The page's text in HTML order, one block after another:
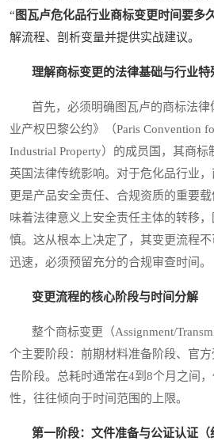
“ 图瓦卢危化品行业商标变更时间要多
解流程、剖析变量并提供实战建议。
理解商标变更的法律基础与行业特
首先，必须明确图瓦卢的商标法律
业产权巴黎公约》（Paris Convention
Industrial Property）的成员国，其商
英国法律传统影响。对于危化品行业，
更是产品安全责任、合规资质的重要
味着法律意义上安全责任主体的转移
慎。这从根本上决定了，其变更流程
迅速，必须预留充分的合规审查时间。
变更流程的核心阶段与时间分解
整个商标变更（Assignment/
个主要阶段：前期材料准备阶段、官
告阶段。总耗时通常在4到8个月之间
性，往往倾向于时间范围的上限。
第一阶段：文件准备与公证认证（